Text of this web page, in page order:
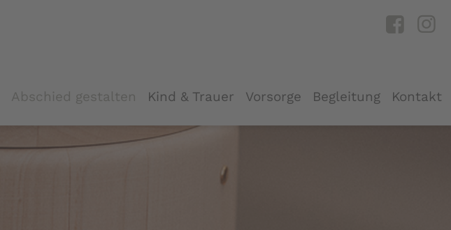
Abschied gestalten Kind & Trauer Vorsorge Begleitung Kontakt